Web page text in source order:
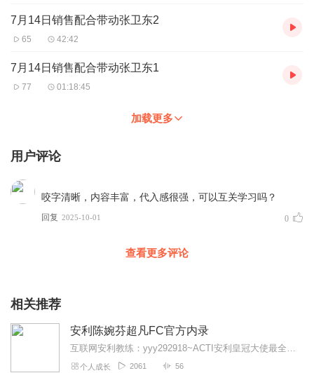
7月14日销售配合带动张卫东2
65 42:42
7月14日销售配合带动张卫东1
77 01:18:45
加载更多
用户评论
咬字清晰，内容丰富，代入感很强，可以互关学习吗？
回复 2025-10-01 0
查看更多评论
相关推荐
安利陈婉芬超凡FC官方内录
互联网安利教练：yyy292918~ACTI安利皇冠大使最全新专辑，我们就是浪潮本身。安利的结果非常好，就是这条创业之路有3大痛点:①顾客难开发，顾客不忠诚，②...
个人成长 2061 56